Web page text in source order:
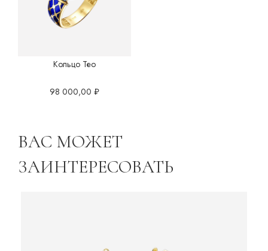
Кольцо Тео
98 000,00 ₽
ВАС МОЖЕТ
ЗАИНТЕРЕСОВАТЬ